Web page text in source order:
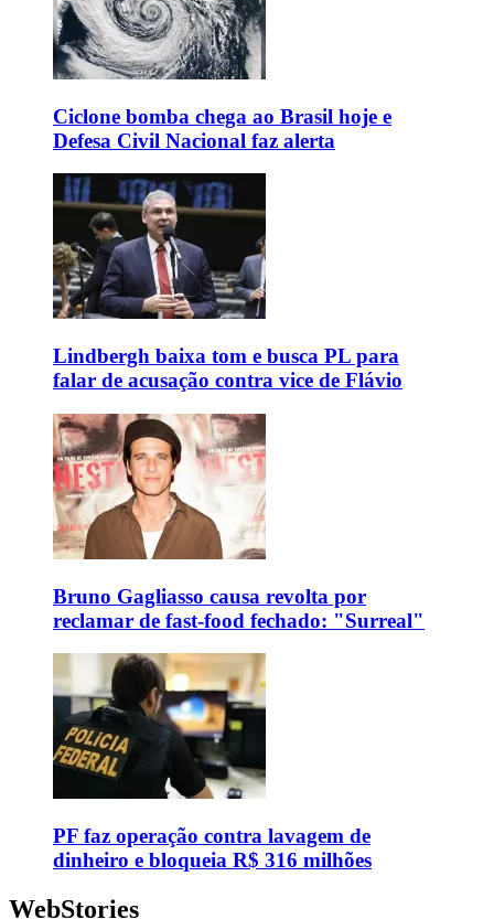
Ciclone bomba chega ao Brasil hoje e
Defesa Civil Nacional faz alerta
Lindbergh baixa tom e busca PL para
falar de acusação contra vice de Flávio
Bruno Gagliasso causa revolta por
reclamar de fast-food fechado: "Surreal"
PF faz operação contra lavagem de
dinheiro e bloqueia R$ 316 milhões
WebStories